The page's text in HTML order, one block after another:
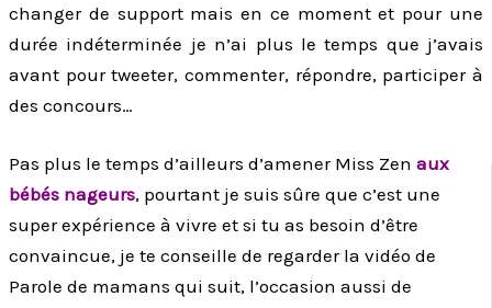
changer de support mais en ce moment et pour une
durée indéterminée je n’ai plus le temps que j’avais
avant pour tweeter, commenter, répondre, participer à
des concours…
Pas plus le temps d’ailleurs d’amener Miss Zen aux
bébés nageurs, pourtant je suis sûre que c’est une
super expérience à vivre et si tu as besoin d’être
convaincue, je te conseille de regarder la vidéo de
Parole de mamans qui suit, l’occasion aussi de